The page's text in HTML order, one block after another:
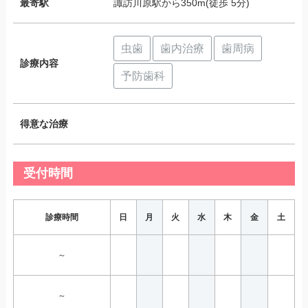
最寄駅 諏訪川原駅から350m(徒歩 5分)
診療内容
虫歯 歯内治療 歯周病
予防歯科
得意な治療
受付時間
診療時間 日 月 火 水 木 金 土
～
～